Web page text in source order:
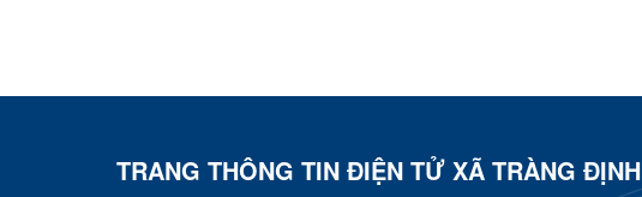
TRANG THÔNG TIN ĐIỆN TỬ XÃ TRÀNG ĐỊNH